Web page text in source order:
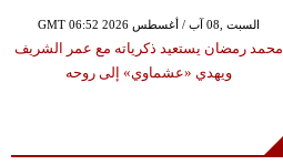
GMT 06:52 2026 السبت ,08 آب / أغسطس
محمد رمضان يستعيد ذكرياته مع عمر الشريف
ويهدي «عشماوي» إلى روحه